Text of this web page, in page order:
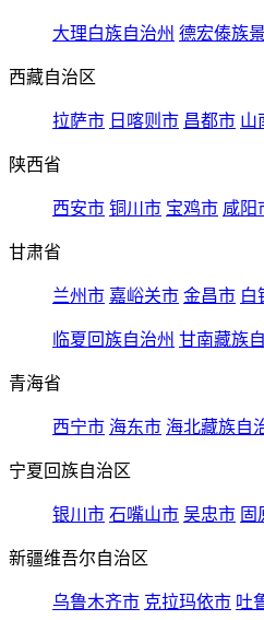
大理白族自治州 德宏傣族
西藏自治区
拉萨市 日喀则市 昌都市 山
陕西省
西安市 铜川市 宝鸡市 咸阳
甘肃省
兰州市 嘉峪关市 金昌市 白
临夏回族自治州 甘南藏族
青海省
西宁市 海东市 海北藏族自
宁夏回族自治区
银川市 石嘴山市 吴忠市 固
新疆维吾尔自治区
乌鲁木齐市 克拉玛依市 吐